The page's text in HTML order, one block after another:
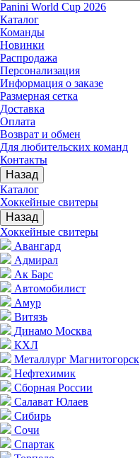
Panini World Cup 2026
Каталог
Команды
Новинки
Распродажа
Персонализация
Информация о заказе
Размерная сетка
Доставка
Оплата
Возврат и обмен
Для любительских команд
Контакты
Назад
Каталог
Хоккейные свитеры
Назад
Хоккейные свитеры
Авангард
Адмирал
Ак Барс
Автомобилист
Амур
Витязь
Динамо Москва
КХЛ
Металлург Магнитогорск
Нефтехимик
Сборная России
Салават Юлаев
Сибирь
Сочи
Спартак